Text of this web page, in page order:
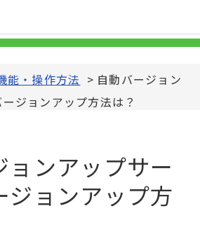
能・操作方法 > 自動バージョン
ジョンアップ方法は？
ョンアップサー
ジョンアップ方